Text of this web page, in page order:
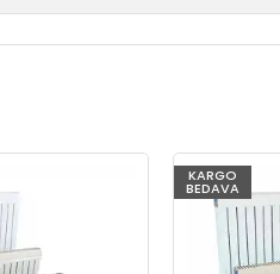
KARGO
BEDAVA